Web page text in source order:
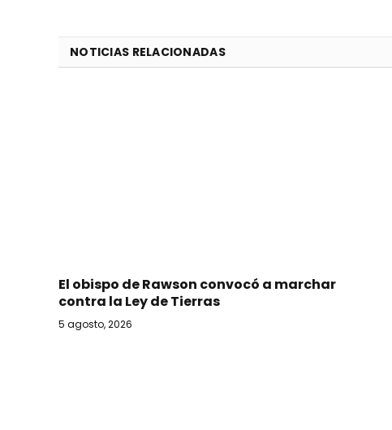
NOTICIAS RELACIONADAS
El obispo de Rawson convocó a marchar
contra la Ley de Tierras
5 agosto, 2026